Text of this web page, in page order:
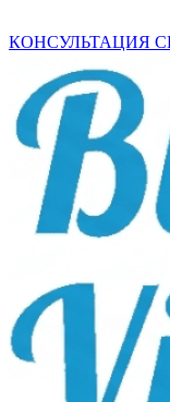
КОНСУЛЬТАЦИЯ